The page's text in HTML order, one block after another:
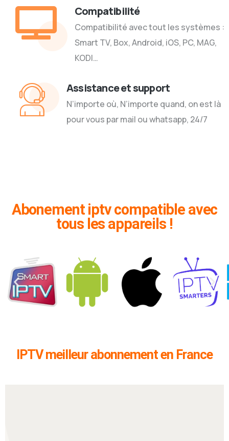
Compatibilité
Compatibilité avec tout les systèmes :
Smart TV, Box, Android, iOS, PC, MAG,
KODI…
Assistance et support
N’importe où, N’importe quand, on est là
pour vous par mail ou whatsapp, 24/7
Abonement iptv compatible avec
tous les appareils !
IPTV meilleur abonnement en France